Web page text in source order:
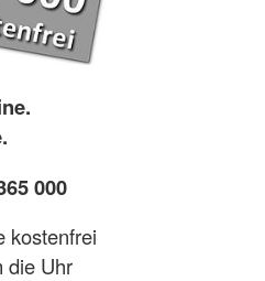
000
kostenfrei
die Uhr